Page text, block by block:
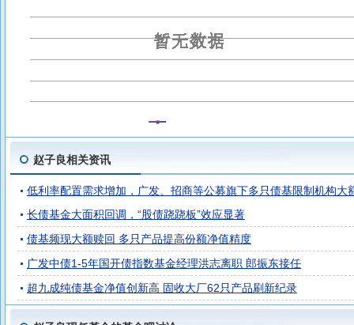
赵子良相关资讯
低利率配置需求增加，广发、招商等公募旗下多只债基限制机构大
长债基金大面积回调，“股债跷跷板”效应显著
债基频现大额赎回 多只产品提高份额净值精度
广发中债1-5年国开债指数基金经理洪志离职 郎振东接任
超九成纯债基金净值创新高 固收大厂62只产品刷新纪录